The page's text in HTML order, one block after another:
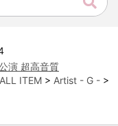
演 超高音質
ALL ITEM > Artist - G - >